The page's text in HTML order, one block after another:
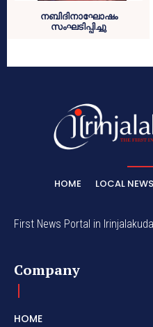
നബിദിനാഘോഷം
സംഘടിപ്പിച്ചു
HOME LOCAL NEWS
First News Portal in
Company
HOME